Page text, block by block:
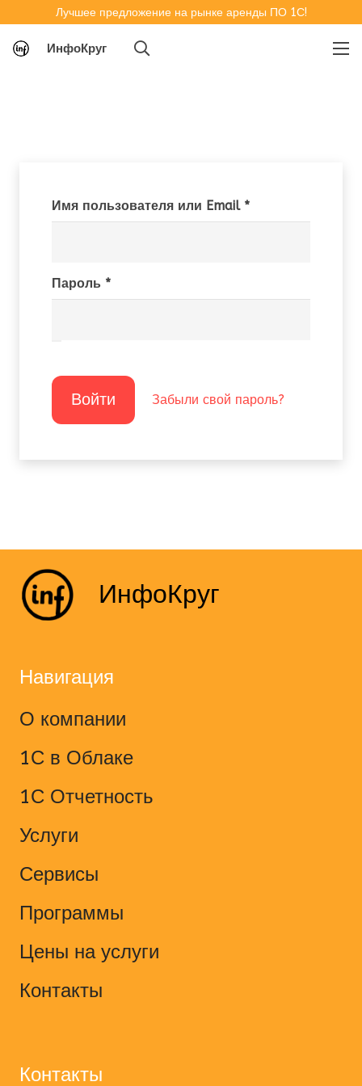
Лучшее предложение на рынке аренды ПО 1С!
ИнфоКруг
Имя пользователя или Email *Обязательно
Пароль *Обязательно
Войти Забыли свой пароль?
ИнфоКруг
Навигация
О компании
1С в Облаке
1С Отчетность
Услуги
Сервисы
Программы
Цены на услуги
Контакты
Контакты